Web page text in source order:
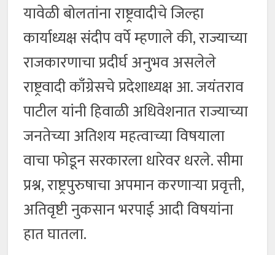
यावेळी बोलतांना राष्ट्रवादीचे जिल्हा
कार्याध्यक्ष संदीप वर्पे म्हणाले की, राज्याच्या
राजकारणाचा प्रदीर्घ अनुभव असलेले
राष्ट्रवादी काँग्रेसचे प्रदेशाध्यक्ष आ. जयंतराव
पाटील यांनी हिवाळी अधिवेशनात राज्याच्या
जनतेच्या अतिशय महत्वाच्या विषयाला
वाचा फोडून सरकारला धारेवर धरले. सीमा
प्रश्न, राष्ट्रपुरुषाचा अपमान करणाऱ्या प्रवृत्ती,
अतिवृष्टी नुकसान भरपाई आदी विषयांना
हात घातला.